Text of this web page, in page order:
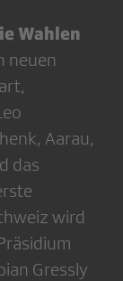
Wahlen
neuen
Aarau,
das
wird
Gressly